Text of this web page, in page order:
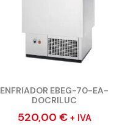
ENFRIADOR EBEG-70-EA-
DOCRILUC
520,00 € + IVA